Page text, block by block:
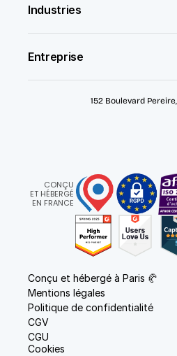
Industries
Entreprise
152 Boulevard
CONÇU
ET HÉBERGÉ
EN FRANCE
Conçu et hébergé à Paris 🥐
Mentions légales
Politique de confidentialité
CGV
CGU
Cookies